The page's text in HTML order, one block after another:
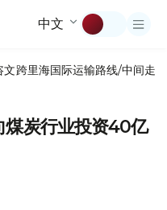
中文
文跨里海国际运输路线/中间走廊
煤炭行业投资40亿